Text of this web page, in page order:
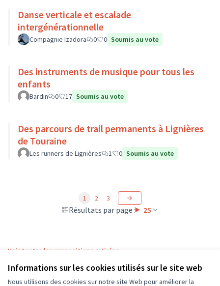
Informations sur les cookies utilisés sur le site web
Nous utilisons des cookies sur notre site Web pour améliorer la
Danse verticale et escalade
intergénérationnelle
Compagnie Izadora 0 0 Soumis au vote
Des instruments de musique pour tous les
enfants
Bardin 0 17 Soumis au vote
Des parcours de trail permanents à Lignières
de Touraine
Les runners de Lignières 1 0 Soumis au vote
Résultats par page : 25
1 2 3
Voir toutes les propositions retirées
Conditions d'utilisation